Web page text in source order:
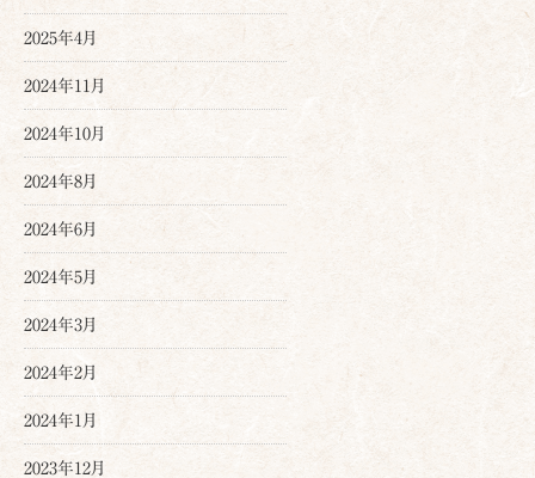
2025年4月
2024年11月
2024年10月
2024年8月
2024年6月
2024年5月
2024年3月
2024年2月
2024年1月
2023年12月